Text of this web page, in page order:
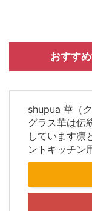
おすす
shupua 華（
グラス華は伝
しています凛
ントキッチン